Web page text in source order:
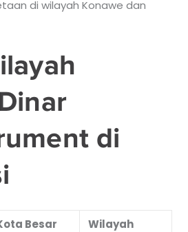
di wilayah Konawe dan
di
Besar
Wilayah